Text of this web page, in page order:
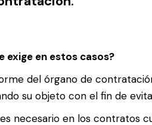
exige en estos casos?
del órgano de
su objeto con el fin de
necesario en los contratos